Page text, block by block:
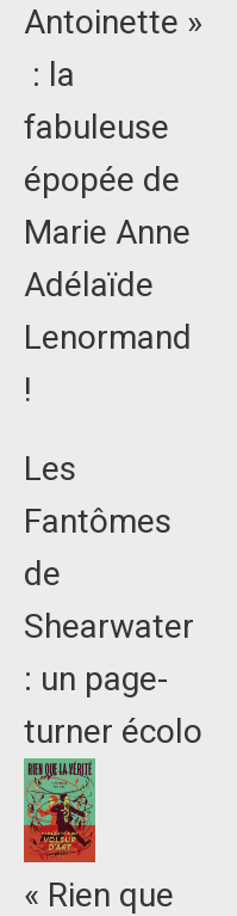
Antoinette »
: la
fabuleuse
épopée de
Marie Anne
Adélaïde
Lenormand
!
Les
Fantômes
de
Shearwater
: un page-
turner écolo
« Rien que